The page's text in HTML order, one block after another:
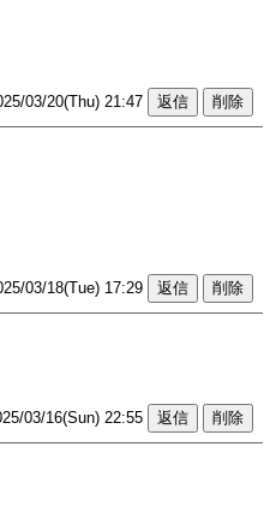
03/20(Thu) 21:47
03/18(Tue) 17:29
03/16(Sun) 22:55